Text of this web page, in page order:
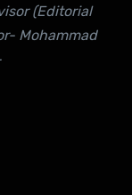
(Editorial
Mohammad